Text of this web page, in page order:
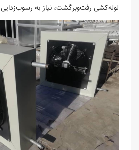
لوله‌کشی رفت‌وبرگشت، نیاز به